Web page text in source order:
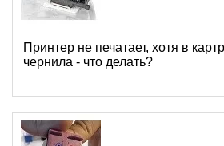
Принтер не печатает, хотя в
чернила - что делать?